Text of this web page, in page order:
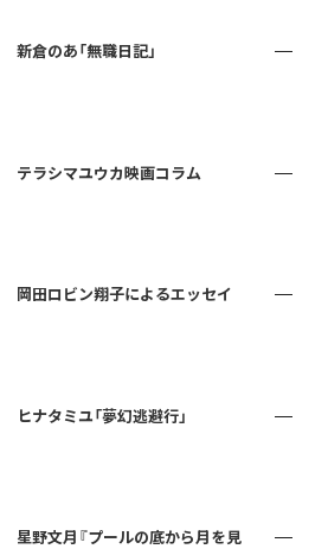
新倉のあ「無職日記」
テラシマユウカ映画コラム
岡田ロビン翔子によるエッセイ
ヒナタミユ「夢幻逃避行」
星野文月『プールの底から月を見